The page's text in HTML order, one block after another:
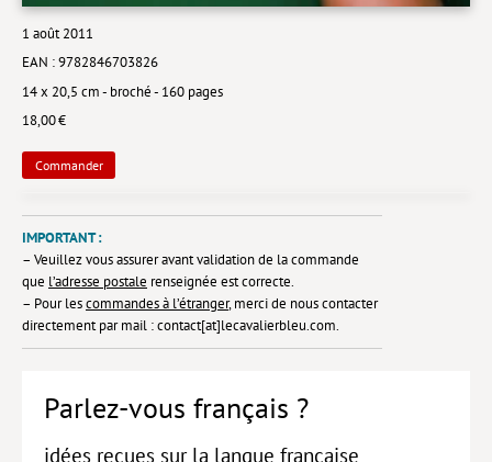
Mobilisations
MythO !
>> Cavalier poche <<
>> Livres numériques <<
1 août 2011
EAN : 9782846703826
14 x 20,5 cm - broché - 160 pages
18,00 €
Commander
IMPORTANT :
– Veuillez vous assurer avant validation de la commande
que l’adresse postale renseignée est correcte.
– Pour lescommandes à l’étranger, merci de nous contacter
directement par mail : contact[at]lecavalierbleu.com.
Parlez-vous français ?
idées reçues sur la langue française